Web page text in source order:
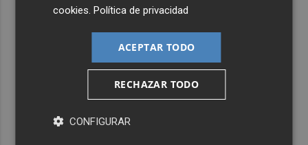
cookies.Política de privacidad
ACEPTAR TODO
RECHAZAR TODO
CONFIGURAR